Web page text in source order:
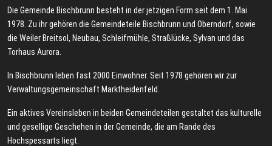
Die Gemeinde Bischbrunn besteht in der jetzigen Form seit dem 1. Mai
1978. Zu ihr gehören die Gemeindeteile Bischbrunn und Oberndorf, sowie
die Weiler Breitsol, Neubau, Schleifmühle, Straßlücke, Sylvan und das
Torhaus Aurora.
In Bischbrunn leben fast 2000 Einwohner. Seit 1978 gehören wir zur
Verwaltungsgemeinschaft Marktheidenfeld.
Ein aktives Vereinsleben in beiden Gemeindeteilen gestaltet das kulturelle
und gesellige Geschehen in der Gemeinde, die am Rande des
Hochspessarts liegt.